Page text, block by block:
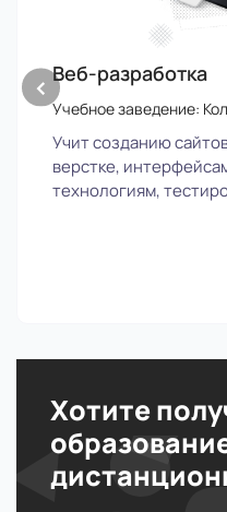
‹ Веб-разработка
Учебное заведение:
Учит созданию
верстке,
технологиям,
Хотите